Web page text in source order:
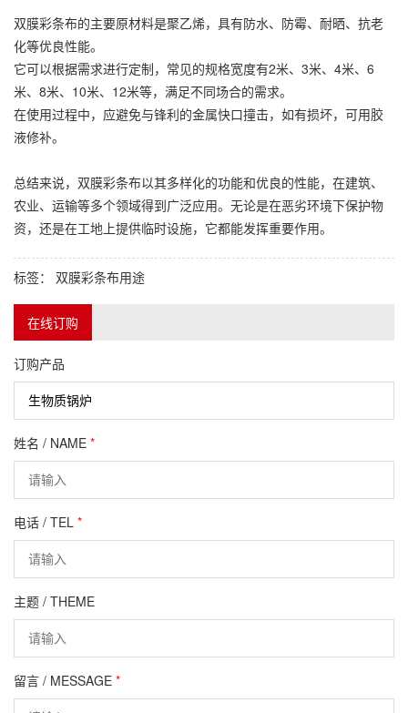
双膜彩条布的主要原材料是聚乙烯，具有防水、防霉、耐晒、抗老
化等优良性能。
它可以根据需求进行定制，常见的规格宽度有2米、3米、4米、6
米、8米、10米、12米等，满足不同场合的需求。
在使用过程中，应避免与锋利的金属快口撞击，如有损坏，可用胶
液修补。
总结来说，双膜彩条布以其多样化的功能和优良的性能，在建筑、
农业、运输等多个领域得到广泛应用。无论是在恶劣环境下保护物
资，还是在工地上提供临时设施，它都能发挥重要作用。
标签： 双膜彩条布用途
在线订购
订购产品
姓名 / NAME *
电话 / TEL *
主题 / THEME
留言 / MESSAGE *